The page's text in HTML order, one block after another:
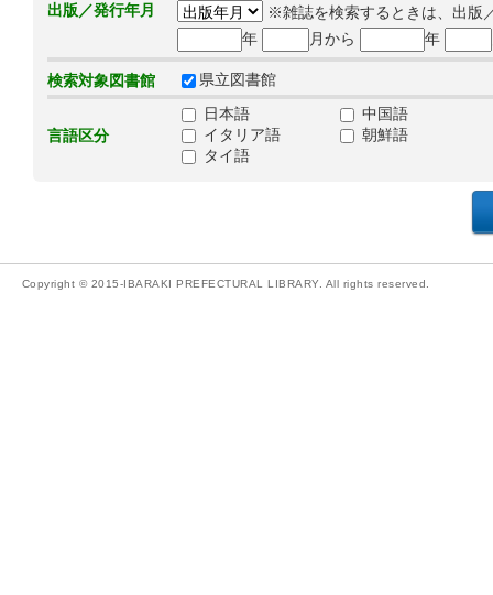
出版／発行年月
※雑誌を検索するときは、出版
年
月から 年
検索対象図書館 県立図書館
言語区分
日本語
中国語
イタリア語
朝鮮語
タイ語
Copyright © 2015-IBARAKI PREFECTURAL LIBRARY. All rights reserved.